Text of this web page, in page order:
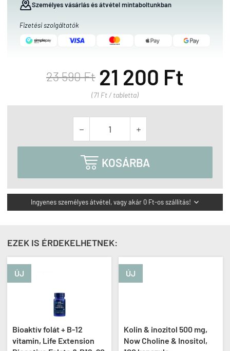
Személyes vásárlás és átvétel mintaboltunkban
Fizetési szolgáltatók
23 590 Ft 21 200 Ft
(71 Ft / tabletta)
 
 KOSÁRBA
Ingyenes személyes átvétel, vagy akár 0 Ft-os szállítás! 
EZEK IS ÉRDEKELHETNEK:
ÚJ
Bioaktív folát + B-12
vitamin, Life Extension
ÚJ
Kolin & inozitol 500 mg,
Now Choline & Inositol,